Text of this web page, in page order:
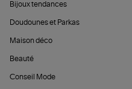
Bijoux tendances
Doudounes et Parkas
Maison déco
Beauté
Conseil Mode